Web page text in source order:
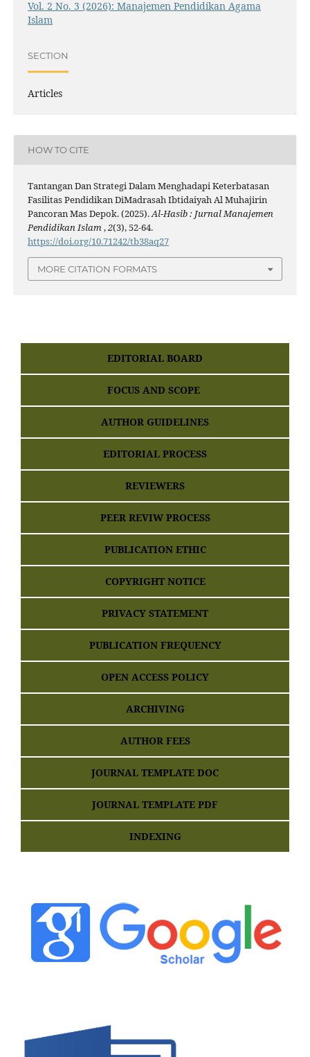
Vol. 2 No. 3 (2026): Manajemen Pendidikan Agama
Islam
SECTION
Articles
HOW TO CITE
Tantangan Dan Strategi Dalam Menghadapi Keterbatasan
Fasilitas Pendidikan DiMadrasah Ibtidaiyah Al Muhajirin
Pancoran Mas Depok. (2025).Al-Hasib : Jurnal Manajemen
Pendidikan Islam,2(3), 52-64.
https://doi.org/10.71242/tb38aq27
MORE CITATION FORMATS
EDITORIAL BOARD
FOCUS AND SCOPE
AUTHOR GUIDELINES
EDITORIAL PROCESS
REVIEWERS
PEER REVIW PROCESS
PUBLICATION ETHIC
COPYRIGHT NOTICE
PRIVACY STATEMENT
PUBLICATION FREQUENCY
OPEN ACCESS POLICY
ARCHIVING
AUTHOR FEES
JOURNAL TEMPLATE DOC
JOURNAL TEMPLATE PDF
INDEXING